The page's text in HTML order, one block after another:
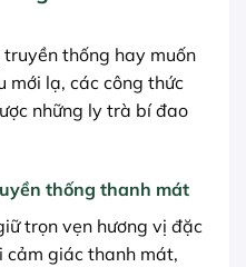
thống hay muốn
mới lạ, các công thức
những ly trà bí đao
thống thanh mát
trọn vẹn hương vị đặc
cảm giác thanh mát,